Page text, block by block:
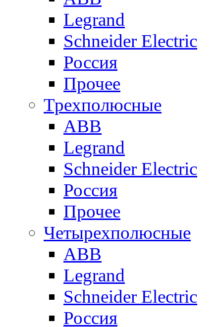
Legrand
Schneider Electric
Россия
Прочее
Трехполюсные
ABB
Legrand
Schneider Electric
Россия
Прочее
Четырехполюсные
ABB
Legrand
Schneider Electric
Россия